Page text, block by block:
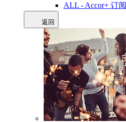
ALL - Accor+ 订阅
返回